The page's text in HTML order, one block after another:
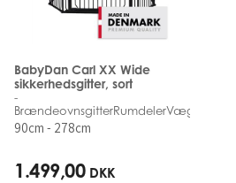
BabyDan Carl XX Wide
sikkerhedsgitter, sort
-
90cm - 278cm
1.499,00 DKK